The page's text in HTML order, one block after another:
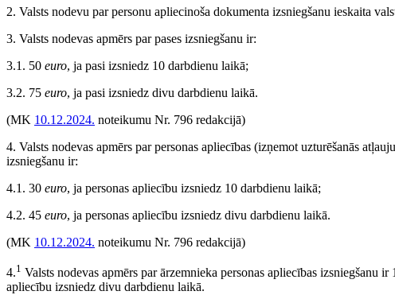
2. Valsts nodevu par personu apliecinoša dokumenta izsniegšanu ieskaita
3. Valsts nodevas apmērs par pases izsniegšanu ir:
3.1. 50 euro, ja pasi izsniedz 10 darbdienu laikā;
3.2. 75 euro, ja pasi izsniedz divu darbdienu laikā.
(MK 10.12.2024. noteikumu Nr. 796 redakcijā)
4. Valsts nodevas apmērs par personas apliecības (izņemot uzturēšanās
izsniegšanu ir:
4.1. 30 euro, ja personas apliecību izsniedz 10 darbdienu laikā;
4.2. 45 euro, ja personas apliecību izsniedz divu darbdienu laikā.
(MK 10.12.2024. noteikumu Nr. 796 redakcijā)
4.1 Valsts nodevas apmērs par ārzemnieka personas apliecības izsniegšanu ir
apliecību izsniedz divu darbdienu laikā.